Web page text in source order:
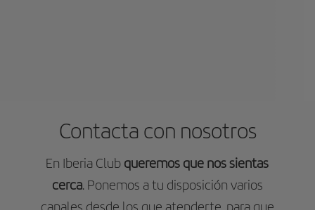
Contacta con nosotros
En Iberia Club queremos que nos sientas
cerca. Ponemos a tu disposición varios